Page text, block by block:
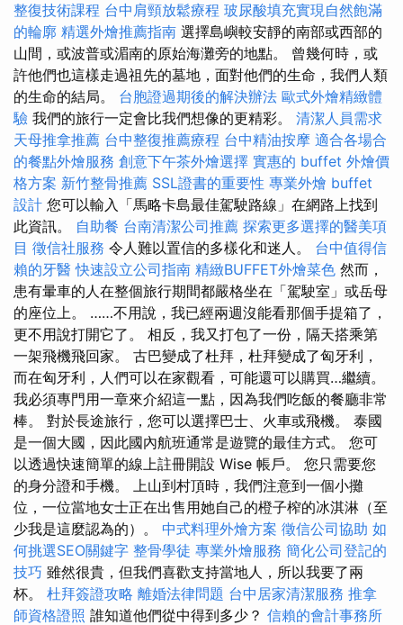
整復技術課程 台中肩頸放鬆療程 玻尿酸填充實現自然飽滿
的輪廓 精選外燴推薦指南 選擇島嶼較安靜的南部或西部的
山間，或波普或湄南的原始海灘旁的地點。 曾幾何時，或
許他們也這樣走過祖先的墓地，面對他們的生命，我們人類
的生命的結局。 台胞證過期後的解決辦法 歐式外燴精緻體
驗 我們的旅行一定會比我們想像的更精彩。 清潔人員需求
天母推拿推薦 台中整復推薦療程 台中精油按摩 適合各場合
的餐點外燴服務 創意下午茶外燴選擇 實惠的 buffet 外燴價
格方案 新竹整骨推薦 SSL證書的重要性 專業外燴 buffet
設計 您可以輸入「馬略卡島最佳駕駛路線」在網路上找到
此資訊。 自助餐 台南清潔公司推薦 探索更多選擇的醫美項
目 徵信社服務 令人難以置信的多樣化和迷人。 台中值得信
賴的牙醫 快速設立公司指南 精緻BUFFET外燴菜色 然而，
患有暈車的人在整個旅行期間都嚴格坐在「駕駛室」或岳母
的座位上。 ……不用說，我已經兩週沒能看那個手提箱了，
更不用說打開它了。 相反，我又打包了一份，隔天搭乘第
一架飛機飛回家。 古巴變成了杜拜，杜拜變成了匈牙利，
而在匈牙利，人們可以在家觀看，可能還可以購買…繼續。
我必須專門用一章來介紹這一點，因為我們吃飯的餐廳非常
棒。 對於長途旅行，您可以選擇巴士、火車或飛機。 泰國
是一個大國，因此國內航班通常是遊覽的最佳方式。 您可
以透過快速簡單的線上註冊開設 Wise 帳戶。 您只需要您
的身分證和手機。 上山到村頂時，我們注意到一個小攤
位，一位當地女士正在出售用她自己的橙子榨的冰淇淋（至
少我是這麼認為的）。 中式料理外燴方案 徵信公司協助 如
何挑選SEO關鍵字 整骨學徒 專業外燴服務 簡化公司登記的
技巧 雖然很貴，但我們喜歡支持當地人，所以我要了兩
杯。 杜拜簽證攻略 離婚法律問題 台中居家清潔服務 推拿
師資格證照 誰知道他們從中得到多少？ 信賴的會計事務所